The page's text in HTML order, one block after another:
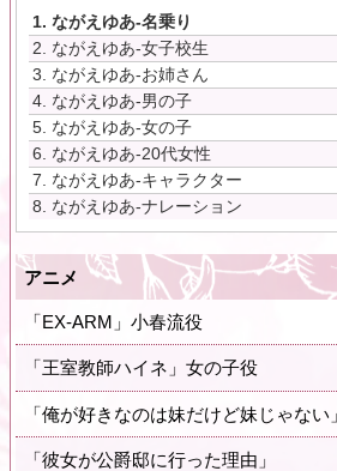
プ
レ
ー
ヤ
ー
1. ながえゆあ-名乗り
2. ながえゆあ-女子校生
3. ながえゆあ-お姉さん
4. ながえゆあ-男の子
5. ながえゆあ-女の子
6. ながえゆあ-20代女性
7. ながえゆあ-キャラクター
8. ながえゆあ-ナレーション
アニメ
「EX-ARM」小春流役
「王室教師ハイネ」女の子役
「俺が好きなのは妹だけど妹じゃな
「彼女が公爵邸に行った理由」